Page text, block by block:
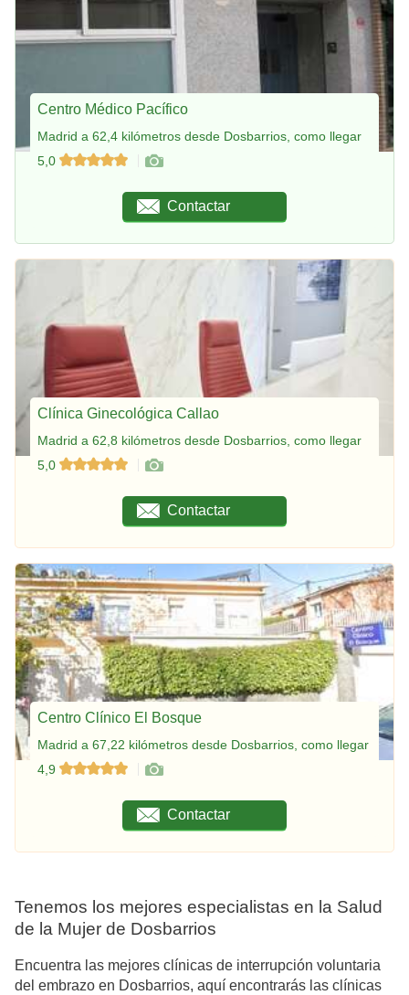
Centro Médico Pacífico
Madrid a 62,4 kilómetros desde Dosbarrios, como llegar
5,0
Contactar
Clínica Ginecológica Callao
Madrid a 62,8 kilómetros desde Dosbarrios, como llegar
5,0
Contactar
Centro Clínico El Bosque
Madrid a 67,22 kilómetros desde Dosbarrios, como llegar
4,9
Contactar
Tenemos los mejores especialistas en la Salud
de la Mujer de Dosbarrios
Encuentra las mejores clínicas de interrupción voluntaria
del embrazo en Dosbarrios, aquí encontrarás las clínicas